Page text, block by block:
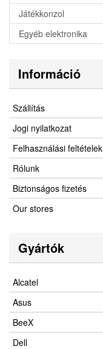
Játékkonzol
Egyéb elektronika
Információ
Szállítás
Jogi nyilatkozat
Felhasználási feltételek
Rólunk
Biztonságos fizetés
Our stores
Gyártók
Alcatel
Asus
BeeX
Dell